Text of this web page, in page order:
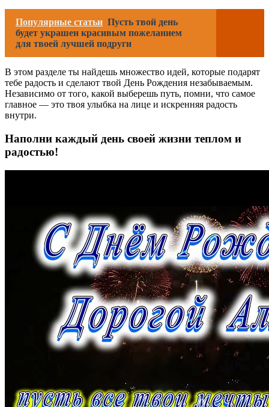
Популярные статьи Пусть твой день
будет украшен красивым пожеланием
для твоей лучшей подруги
В этом разделе ты найдешь множество идей, которые подарят
тебе радость и сделают твой День Рождения незабываемым.
Независимо от того, какой выберешь путь, помни, что самое
главное — это твоя улыбка на лице и искренняя радость
внутри.
Наполни каждый день своей жизни теплом и
радостью!